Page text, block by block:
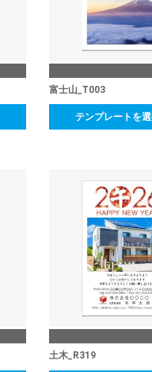
富士山_T003
テンプレートを
土木_R319